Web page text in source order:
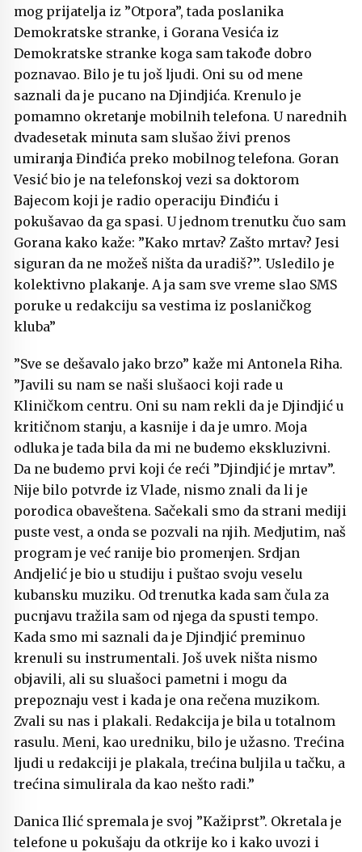
mog prijatelja iz ”Otpora”, tada poslanika
Demokratske stranke, i Gorana Vesića iz
Demokratske stranke koga sam takođe dobro
poznavao. Bilo je tu još ljudi. Oni su od mene
saznali da je pucano na Djindjića. Krenulo je
pomamno okretanje mobilnih telefona. U narednih
dvadesetak minuta sam slušao živi prenos
umiranja Đinđića preko mobilnog telefona. Goran
Vesić bio je na telefonskoj vezi sa doktorom
Bajecom koji je radio operaciju Đinđiću i
pokušavao da ga spasi. U jednom trenutku čuo sam
Gorana kako kaže: ”Kako mrtav? Zašto mrtav? Jesi
siguran da ne možeš ništa da uradiš?’’. Usledilo je
kolektivno plakanje. A ja sam sve vreme slao SMS
poruke u redakciju sa vestima iz poslaničkog
kluba”
”Sve se dešavalo jako brzo” kaže mi Antonela Riha.
”Javili su nam se naši slušaoci koji rade u
Kliničkom centru. Oni su nam rekli da je Djindjić u
kritičnom stanju, a kasnije i da je umro. Moja
odluka je tada bila da mi ne budemo ekskluzivni.
Da ne budemo prvi koji će reći ”Djindjić je mrtav”.
Nije bilo potvrde iz Vlade, nismo znali da li je
porodica obaveštena. Sačekali smo da strani mediji
puste vest, a onda se pozvali na njih. Medjutim, naš
program je već ranije bio promenjen. Srdjan
Andjelić je bio u studiju i puštao svoju veselu
kubansku muziku. Od trenutka kada sam čula za
pucnjavu tražila sam od njega da spusti tempo.
Kada smo mi saznali da je Djindjić preminuo
krenuli su instrumentali. Još uvek ništa nismo
objavili, ali su sluašoci pametni i mogu da
prepoznaju vest i kada je ona rečena muzikom.
Zvali su nas i plakali. Redakcija je bila u totalnom
rasulu. Meni, kao uredniku, bilo je užasno. Trećina
ljudi u redakciji je plakala, trećina buljila u tačku, a
trećina simulirala da kao nešto radi.”
Danica Ilić spremala je svoj ”Kažiprst”. Okretala je
telefone u pokušaju da otkrije ko i kako uvozi i